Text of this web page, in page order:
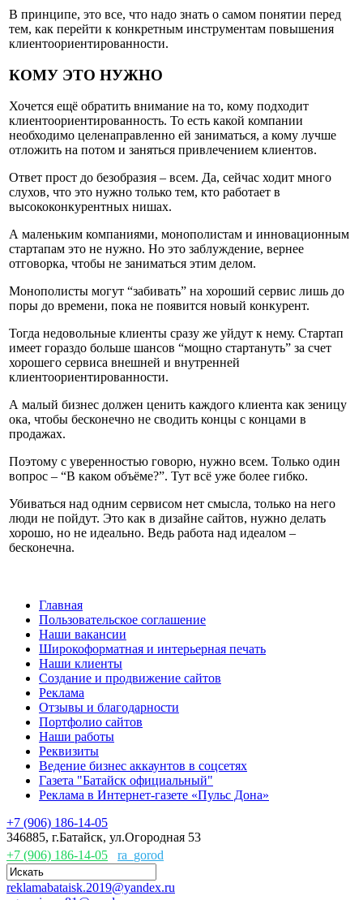
В принципе, это все, что надо знать о самом понятии перед
тем, как перейти к конкретным инструментам повышения
клиентоориентированности.
КОМУ ЭТО НУЖНО
Хочется ещё обратить внимание на то, кому подходит
клиентоориентированность. То есть какой компании
необходимо целенаправленно ей заниматься, а кому лучше
отложить на потом и заняться привлечением клиентов.
Ответ прост до безобразия – всем. Да, сейчас ходит много
слухов, что это нужно только тем, кто работает в
высококонкурентных нишах.
А маленьким компаниями, монополистам и инновационным
стартапам это не нужно. Но это заблуждение, вернее
отговорка, чтобы не заниматься этим делом.
Монополисты могут “забивать” на хороший сервис лишь до
поры до времени, пока не появится новый конкурент.
Тогда недовольные клиенты сразу же уйдут к нему. Стартап
имеет гораздо больше шансов “мощно стартануть” за счет
хорошего сервиса внешней и внутренней
клиентоориентированности.
А малый бизнес должен ценить каждого клиента как зеницу
ока, чтобы бесконечно не сводить концы с концами в
продажах.
Поэтому с уверенностью говорю, нужно всем. Только один
вопрос – “В каком объёме?”. Тут всё уже более гибко.
Убиваться над одним сервисом нет смысла, только на него
люди не пойдут. Это как в дизайне сайтов, нужно делать
хорошо, но не идеально. Ведь работа над идеалом –
бесконечна.
Главная
Пользовательское соглашение
Наши вакансии
Широкоформатная и интерьерная печать
Наши клиенты
Создание и продвижение сайтов
Реклама
Отзывы и благодарности
Портфолио сайтов
Наши работы
Реквизиты
Ведение бизнес аккаунтов в соцсетях
Газета "Батайск официальный"
Реклама в Интернет-газете «Пульс Дона»
+7 (906) 186-14-05
346885, г.Батайск, ул.Огородная 53
+7 (906) 186-14-05
ra_gorod
reklamabataisk.2019@yandex.ru